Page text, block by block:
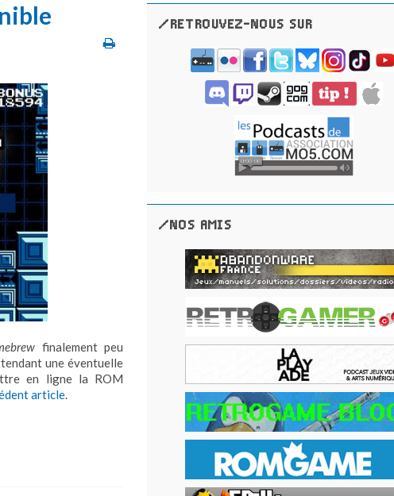
finalement peu
une éventuelle
en ligne la ROM
article.
/RETROUVEZ-NOUS SUR
/NOS AMIS